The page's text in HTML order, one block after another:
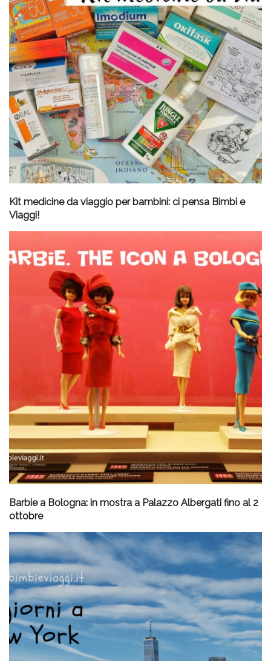
Kit medicine da viaggio per bambini: ci pensa Bimbi e
Viaggi!
Barbie a Bologna: in mostra a Palazzo Albergati fino al 2
ottobre